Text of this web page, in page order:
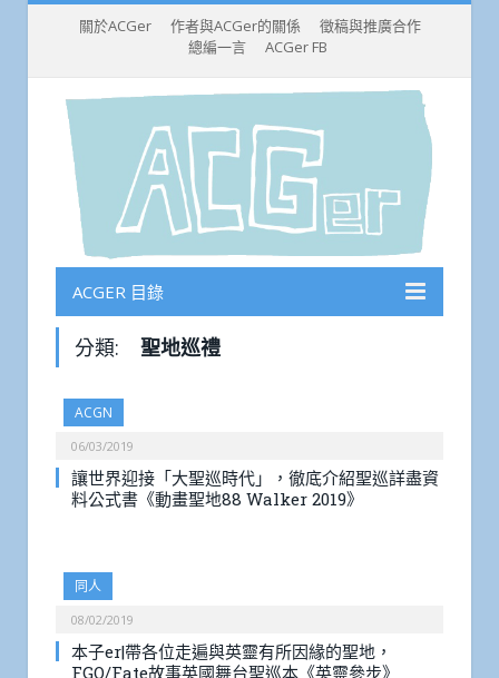
關於ACGer 作者與ACGer的關係
徵稿與推廣合作
總編一言
ACGer FB
ACGER 目錄
分類: 聖地巡禮
ACGN
06/03/2019
讓世界迎接「大聖巡時代」，徹底介紹聖巡詳盡資
料公式書《動畫聖地88 Walker 2019》
同人
08/02/2019
本子er|帶各位走遍與英靈有所因緣的聖地，
FGO/Fate故事英國舞台聖巡本《英靈參步》